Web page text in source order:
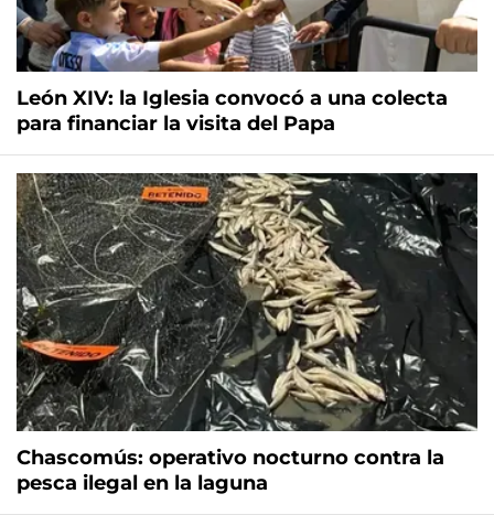
León XIV: la Iglesia convocó a una colecta
para financiar la visita del Papa
Chascomús: operativo nocturno contra la
pesca ilegal en la laguna